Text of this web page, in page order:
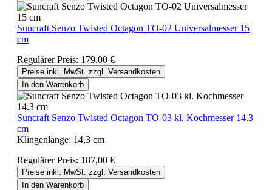
Suncraft Senzo Twisted Octagon TO-02 Universalmesser 15
cm
Regulärer Preis: 179,00 €
Preise inkl. MwSt. zzgl. Versandkosten
In den Warenkorb
Suncraft Senzo Twisted Octagon TO-03 kl. Kochmesser 14.3
cm
Klingenlänge: 14,3 cm
Regulärer Preis: 187,00 €
Preise inkl. MwSt. zzgl. Versandkosten
In den Warenkorb